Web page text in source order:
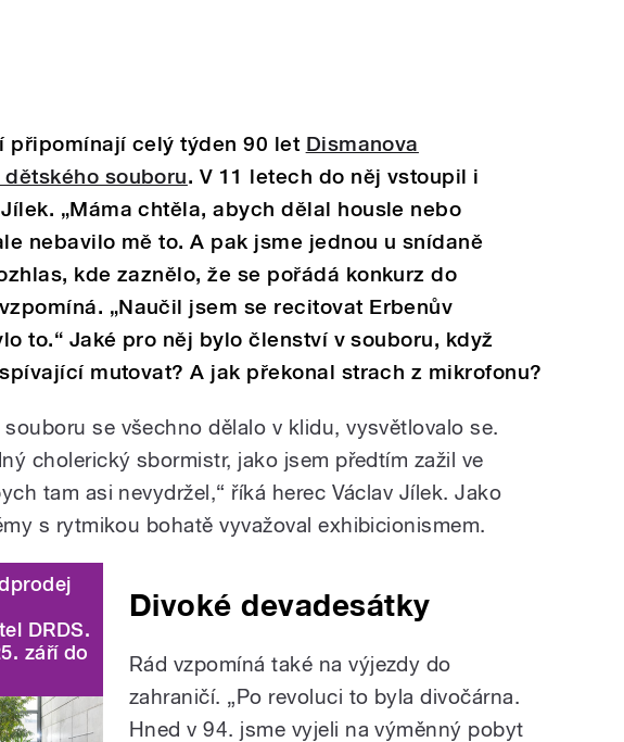
připomínají celý týden 90 let Dismanova
souboru. V 11 letech do něj vstoupil i
„Máma chtěla, abych dělal housle nebo
nebavilo mě to. A pak jsme jednou u snídaně
kde zaznělo, že se pořádá konkurz do
„Naučil jsem se recitovat Erbenův
to.“ Jaké pro něj bylo členství v souboru, když
mutovat? A jak překonal strach z mikrofonu?
souboru se všechno dělalo v klidu, vysvětlovalo se.
cholerický sbormistr, jako jsem předtím zažil ve
tam asi nevydržel,“ říká herec Václav Jílek. Jako
s rytmikou bohatě vyvažoval exhibicionismem.
DRDS.
září do
Divoké devadesátky
Rád vzpomíná také na výjezdy do
zahraničí. „Po revoluci to byla divočárna.
Hned v 94. jsme vyjeli na výměnný pobyt